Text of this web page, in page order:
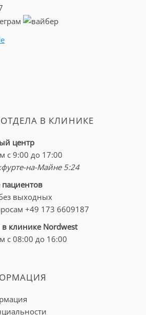
В КЛИНИКЕ
центр
с 9:00 до 17:00
на-Майне 5:24
выходных
+49 173 6609187
клинике Nordwest
с 08:00 до 16:00